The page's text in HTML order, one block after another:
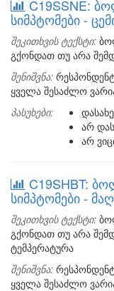
C19SSNE:
სიმპტომები -
შეკითხვის ტექსტი:
გქონდათ თუ არა
შენიშვნა:
ყველა შესაძლო
პასუხები:
არ
არ
C19SHBT:
სიმპტომები -
შეკითხვის ტექსტი:
გქონდათ თუ არა
ტემპერატურა
შენიშვნა:
ყველა შესაძლო